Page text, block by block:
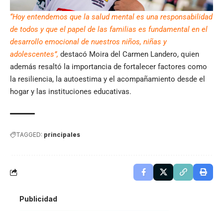
“Hoy entendemos que la salud mental es una responsabilidad
de todos y que el papel de las familias es fundamental en el
desarrollo emocional de nuestros niños, niñas y
adolescentes”, destacó Moira del Carmen Landero, quien
además resaltó la importancia de fortalecer factores como
la resiliencia, la autoestima y el acompañamiento desde el
hogar y las instituciones educativas.
TAGGED: principales
Publicidad